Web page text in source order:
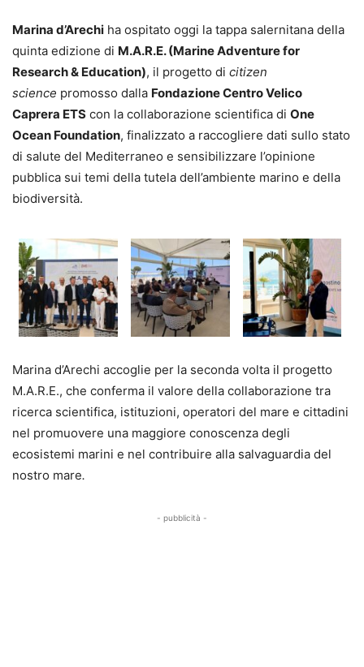
Marina d’Arechi ha ospitato oggi la tappa salernitana della
quinta edizione di M.A.R.E. (Marine Adventure for
Research & Education), il progetto di citizen
science promosso dalla Fondazione Centro Velico
Caprera ETS con la collaborazione scientifica di One
Ocean Foundation, finalizzato a raccogliere dati sullo stato
di salute del Mediterraneo e sensibilizzare l’opinione
pubblica sui temi della tutela dell’ambiente marino e della
biodiversità.
Marina d’Arechi accoglie per la seconda volta il progetto
M.A.R.E., che conferma il valore della collaborazione tra
ricerca scientifica, istituzioni, operatori del mare e cittadini
nel promuovere una maggiore conoscenza degli
ecosistemi marini e nel contribuire alla salvaguardia del
nostro mare.
- pubblicità -